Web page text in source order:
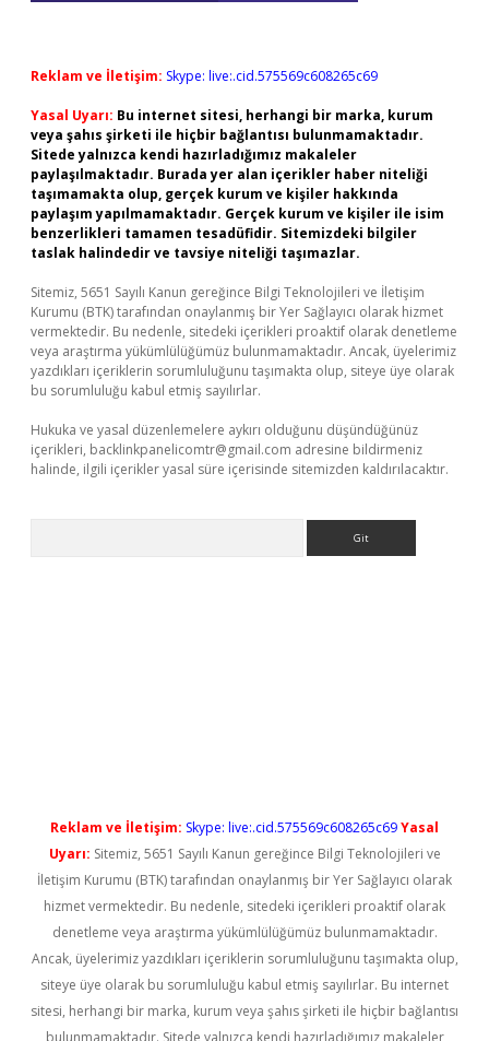
Reklam ve İletişim: Skype: live:.cid.575569c608265c69
Yasal Uyarı: Bu internet sitesi, herhangi bir marka, kurum
veya şahıs şirketi ile hiçbir bağlantısı bulunmamaktadır.
Sitede yalnızca kendi hazırladığımız makaleler
paylaşılmaktadır. Burada yer alan içerikler haber niteliği
taşımamakta olup, gerçek kurum ve kişiler hakkında
paylaşım yapılmamaktadır. Gerçek kurum ve kişiler ile isim
benzerlikleri tamamen tesadüfidir. Sitemizdeki bilgiler
taslak halindedir ve tavsiye niteliği taşımazlar.
Sitemiz, 5651 Sayılı Kanun gereğince Bilgi Teknolojileri ve İletişim
Kurumu (BTK) tarafından onaylanmış bir Yer Sağlayıcı olarak hizmet
vermektedir. Bu nedenle, sitedeki içerikleri proaktif olarak denetleme
veya araştırma yükümlülüğümüz bulunmamaktadır. Ancak, üyelerimiz
yazdıkları içeriklerin sorumluluğunu taşımakta olup, siteye üye olarak
bu sorumluluğu kabul etmiş sayılırlar.
Hukuka ve yasal düzenlemelere aykırı olduğunu düşündüğünüz
içerikleri, backlinkpanelicomtr@gmail.com adresine bildirmeniz
halinde, ilgili içerikler yasal süre içerisinde sitemizden kaldırılacaktır.
Reklam ve İletişim: Skype: live:.cid.575569c608265c69Yasal
Uyarı: Sitemiz, 5651 Sayılı Kanun gereğince Bilgi Teknolojileri ve
İletişim Kurumu (BTK) tarafından onaylanmış bir Yer Sağlayıcı olarak
hizmet vermektedir. Bu nedenle, sitedeki içerikleri proaktif olarak
denetleme veya araştırma yükümlülüğümüz bulunmamaktadır.
Ancak, üyelerimiz yazdıkları içeriklerin sorumluluğunu taşımakta olup,
siteye üye olarak bu sorumluluğu kabul etmiş sayılırlar. Bu internet
sitesi, herhangi bir marka, kurum veya şahıs şirketi ile hiçbir bağlantısı
bulunmamaktadır. Sitede yalnızca kendi hazırladığımız makaleler